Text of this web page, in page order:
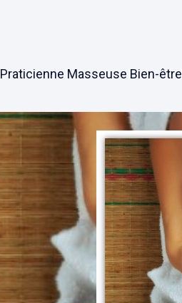
Praticienne Masseuse Bien-être